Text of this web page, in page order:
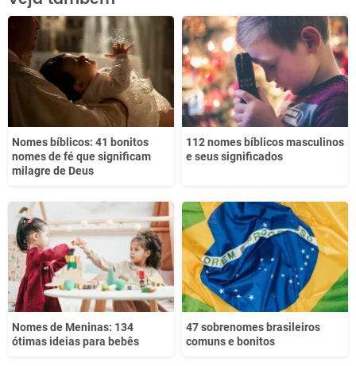
Este conteúdo não tem a informação que procuro
Outro
Nomes bíblicos: 41 bonitos
nomes de fé que significam
milagre de Deus
112 nomes bíblicos masculinos
e seus significados
Nomes de Meninas: 134
ótimas ideias para bebês
47 sobrenomes brasileiros
comuns e bonitos